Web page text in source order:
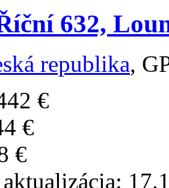
632,
republika,
€
€
€
aktualizácia: